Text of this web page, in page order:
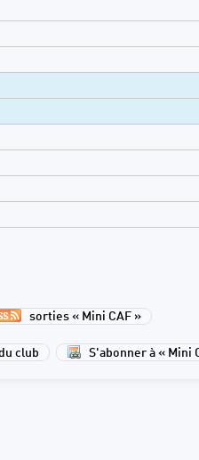
sorties « Mini CAF »
club S'abonner à « Mini